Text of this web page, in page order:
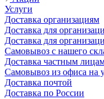
Услуги
Доставка организациям
Доставка для
Доставка для
Самовывоз с нашего
Доставка частным
Самовывоз из офиса на
Доставка почтой
Доставка по России